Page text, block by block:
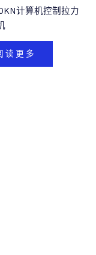
计算机控制拉力
读更多